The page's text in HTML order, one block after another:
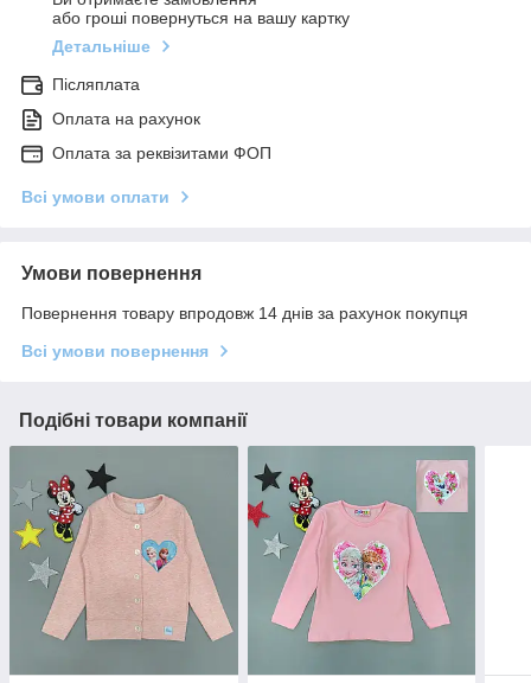
або гроші повернуться на вашу картку
Детальніше
Післяплата
Оплата на рахунок
Оплата за реквізитами ФОП
Всі умови оплати
Умови повернення
Повернення товару впродовж 14 днів за рахунок покупця
Всі умови повернення
Подібні товари компанії